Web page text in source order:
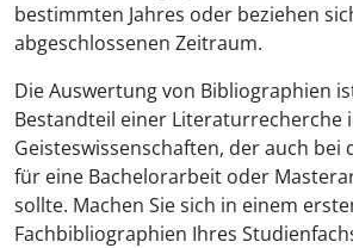
bestimmten Jahres oder beziehen
abgeschlossenen Zeitraum.
Die Auswertung von Bibliographien
Bestandteil einer Literaturrecherche
Geisteswissenschaften, der auch
für eine Bachelorarbeit oder
sollte. Machen Sie sich in einem
Fachbibliographien Ihres